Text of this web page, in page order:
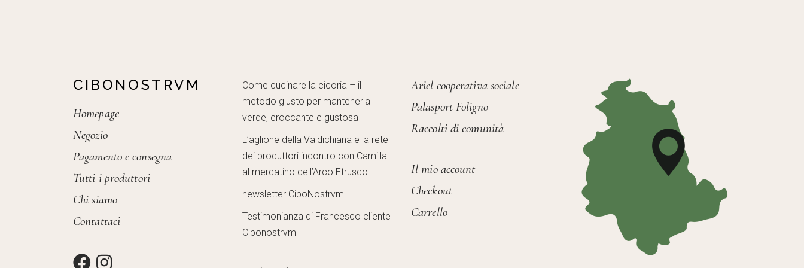
CIBONOSTRVM
Homepage
Negozio
Pagamento e consegna
Tutti i produttori
Chi siamo
Contattaci
Come cucinare la cicoria – il
metodo giusto per mantenerla
verde, croccante e gustosa
L’aglione della Valdichiana e la rete
dei produttori incontro con Camilla
al mercatino dell’Arco Etrusco
newsletter CiboNostrvm
Testimonianza di Francesco cliente
Cibonostrvm
Ariel cooperativa sociale
Palasport Foligno
Raccolti di comunità
Il mio account
Checkout
Carrello